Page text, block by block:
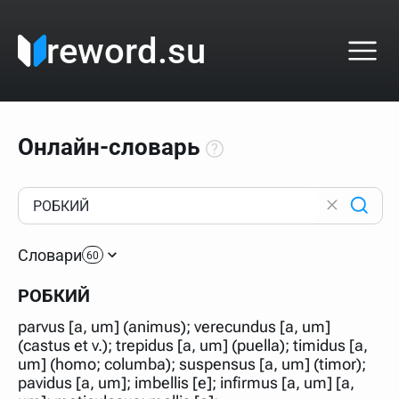
reword.su
Онлайн-словарь
Как пользоваться онлайн-словарём?
которого интересует. Система автоматически подберёт
варианты по начальным буквам и покажет их во
вариантов, откроется страница со словарными
Если точное написание слова неизвестно (как в
кроссворде), неизвестную букву можно заменить
подстановочным знаком звёздочкой (*), а несколько
неизвестных букв — процентом (%). В этом случае меню
с вариантами работать не будет, а после ввода запроса
Словари 60
РОБКИЙ
parvus [a, um] (animus); verecundus [a, um]
(castus et v.); trepidus [a, um] (puella); timidus [a,
um] (homo; columba); suspensus [a, um] (timor);
pavidus [a, um]; imbellis [e]; infirmus [a, um] [a,